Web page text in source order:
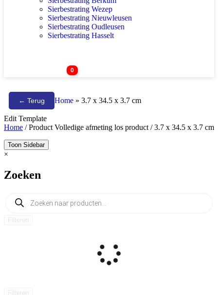
Sierbestrating Wezep
Sierbestrating Nieuwleusen
Sierbestrating Oudleusen
Sierbestrating Hasselt
0
← Terug Home » 3.7 x 34.5 x 3.7 cm
Edit Template
Home / Product Volledige afmeting los product / 3.7 x 34.5 x 3.7 cm
Toon Sidebar
×
Zoeken